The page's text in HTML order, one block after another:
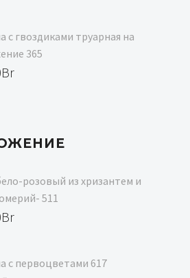
с гвоздиками труарная на
365
Br
розовый из хризантем и
511
Br
с первоцветами 617